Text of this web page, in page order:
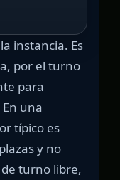
instancia. Es
por el turno
para
una
típico es
y no
turno libre,